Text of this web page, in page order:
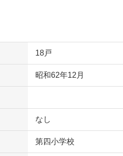
18戸
昭和62年12月
なし
第四小学校